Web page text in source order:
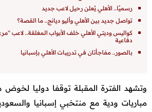
رسميًا.. الأهلي يُعلن رحيل لاعب جديد
تواصل جديد بين الأهلي وأليو ديانج.. ما القصة؟
كواليس وديتي الأهلي خلف الأبواب المغلقة.. لاعب
دفاعية
بالصور.. مفاجأتان في تدريبات الأهلي بإسبانيا
وتشهد الفترة المقبلة توقفا دوليا
مباريات ودية مع منتخبي إسبانيا